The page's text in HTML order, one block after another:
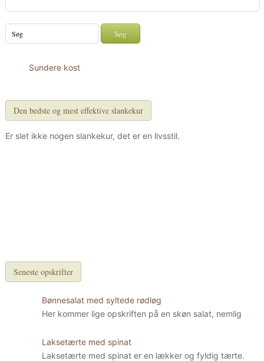
Sundere kost
Den bedste og mest effektive slankekur
Er slet ikke nogen slankekur, det er en livsstil.
Seneste opskrifter
Bønnesalat med syltede rødløg
Her kommer lige opskriften på en skøn salat, nemlig
Laksetærte med spinat
Laksetærte med spinat er en lækker og fyldig tærte.